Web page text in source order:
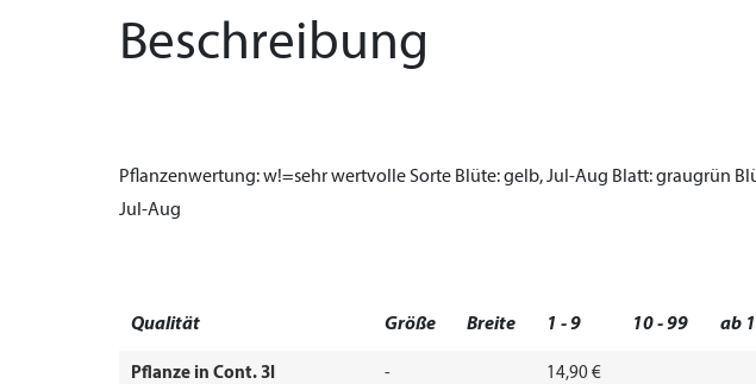
Beschreibung
Pflanzenwertung:w!=sehr wertvolle Sorte Blüte:gelb, Jul-Aug Blatt:graugrün
Jul-Aug
Qualität Größe Breite 1 - 9 10 - 99 ab
Pflanze in Cont. 3l - 14,90 €